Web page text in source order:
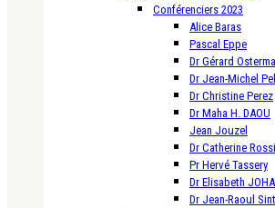
Conférenciers 2023
Alice Baras
Pascal Eppe
Dr Gérard
Dr Jean-Michel
Dr Christine Perez
Dr Maha H. DAOU
Jean Jouzel
Dr Catherine Rossi,
Pr Hervé Tassery
Dr Elisabeth
Dr Jean-Raoul